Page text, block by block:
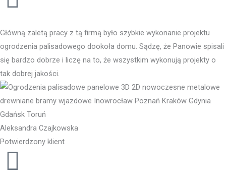
Główną zaletą pracy z tą firmą było szybkie wykonanie projektu
ogrodzenia palisadowego dookoła domu. Sądzę, że Panowie spisali
się bardzo dobrze i liczę na to, że wszystkim wykonują projekty o
tak dobrej jakości.
Aleksandra Czajkowska
Potwierdzony klient